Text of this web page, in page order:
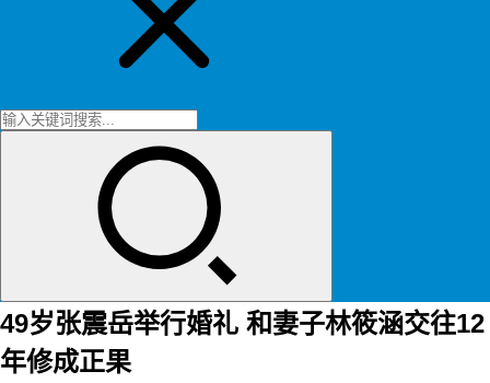
49岁张震岳举行婚礼 和妻子林筱涵交往12
年修成正果